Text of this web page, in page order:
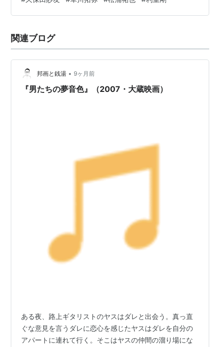
を巡る恐怖に巻き込まれていく。監督を務めたのは『チ
ルドレン』などの武田真悟。『残穢 ―住んではいけない
どの石川恋、『Ｌｏｖｅ Ｗｉｌｌ Ｔｅａｒ Ｕｓ Ａｐａ
ｒｔ』などの久保田紗友のほか、草川拓弥、松…
関連ブログ
邦画と銭湯 • 9ヶ月前
『男たちの夢音色』（2007・大蔵映画）
ある夜、路上ギタリストのヤスはダレと出会う。真っ直
ぐな意見を言うダレに恋心を感じたヤスはダレを自分の
アパートに連れて行く。そこはヤスの仲間の溜り場にな